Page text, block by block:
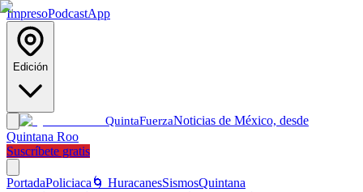
ImpresoPodcastApp
Edición
QuintaFuerzaNoticias de México, desde
Quintana Roo
Suscríbete gratis
PortadaPoliciaca 🌀 HuracanesSismosQuintana